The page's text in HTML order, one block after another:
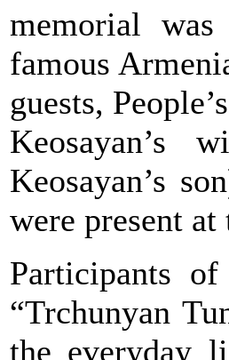
memorial
famous
guests,
Keosayan’s
Keosayan’s
were present
Participants
“Trchunyan
the everyday